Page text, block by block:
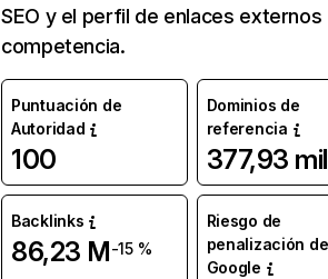
SEO y el perfil de enlaces externos
competencia.
Puntuación de
Autoridad
100
Dominios de
referencia
377,93 mil
Backlinks
86,23 M-15 %
Riesgo de
penalización de
Google